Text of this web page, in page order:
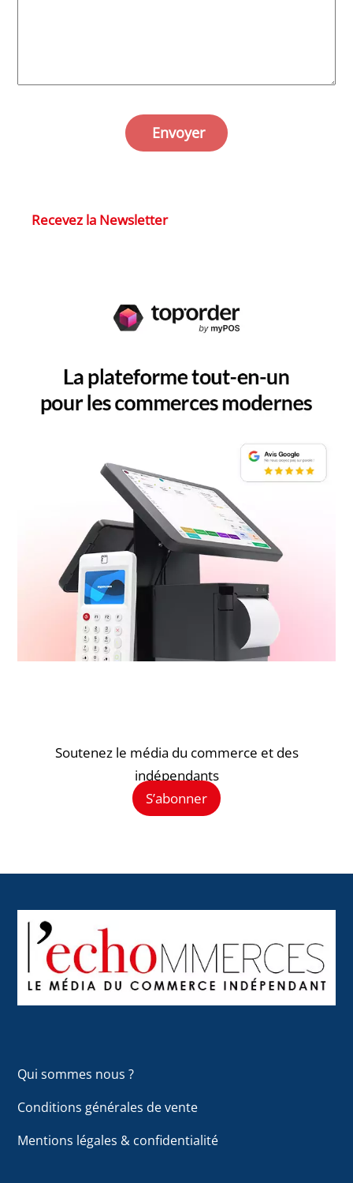
Envoyer
Recevez la Newsletter
Soutenez le média du commerce et des
indépendants
S’abonner
To
Top
Qui sommes nous ?
Conditions générales de vente
Mentions légales & confidentialité